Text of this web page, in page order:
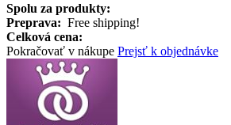
Spolu za produkty:
Preprava: Free shipping!
Celková cena:
Pokračovať v nákupe Prejsť k objednávke